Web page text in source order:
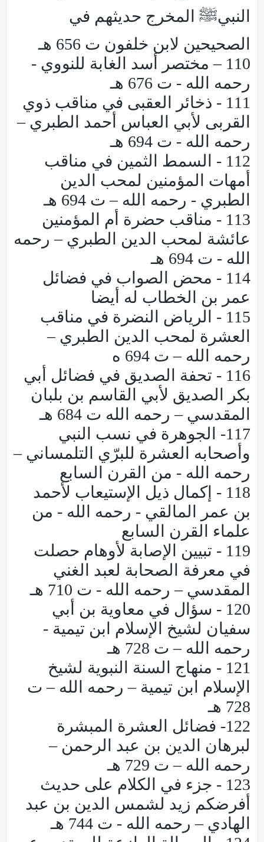
النبيﷺ المخرج حديثهم في
الصحيحين لابن خلفون ت 656 هـ
110 – مختصر أسد الغابة للنووي -
رحمه الله - ت 676 هـ
111 - ذخائر العقبى في مناقب ذوي
القربى لأبي العباس أحمد الطبري –
رحمه الله - ت 694 هـ
112 - السمط الثمين في مناقب
أمهات المؤمنين لمحب الدين
الطبري - رحمه الله – ت 694 هـ
113 - مناقب حضرة أم المؤمنين
عائشة لمحب الدين الطبري – رحمه
الله - ت 694 هـ
114 - محض الصواب في فضائل
عمر بن الخطاب له أيضا
115 - الرياض النضرة في مناقب
العشرة لمحب الدين الطبري –
رحمه الله – ت 694 ه
116 - تحفة الصديق في فضائل أبي
بكر الصديق لأبي القاسم بن بلبان
المقدسي – رحمه الله ت 684 هـ
117- الجوهرة في نسب النبي
وأصحابه العشرة للبرّي التلمساني –
رحمه الله - من القرن السابع
118 - إكمال ذيل الإستيعاب لأحمد
بن عمر المالقي - رحمه الله - من
علماء القرن السابع
119 - تبيين الإصابة لأوهام حصلت
في معرفة الصحابة لعبد الغني
المقدسي – رحمه الله - ت 710 هـ
120 - سؤال في معاوية بن أبي
سفيان لشيخ الإسلام ابن تيمية -
رحمه الله – ت 728 هـ
121 - منهاج السنة النبوية لشيخ
الإسلام ابن تيمية – رحمه الله – ت
728 هـ
122- فضائل العشرة المبشرة
لبرهان الدين بن عبد الرحمن –
رحمه الله – ت 729 هـ
123 - جزء في الكلام على حديث
أفرضكم زيد لشمس الدين بن عبد
الهادي – رحمه الله - ت 744 هـ